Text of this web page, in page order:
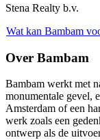
Stena Realty b.v.
Wat kan Bambam
Over Bambam
Bambam werkt met
monumentale gevel,
Amsterdam of een
werk zoals een
ontwerp als de